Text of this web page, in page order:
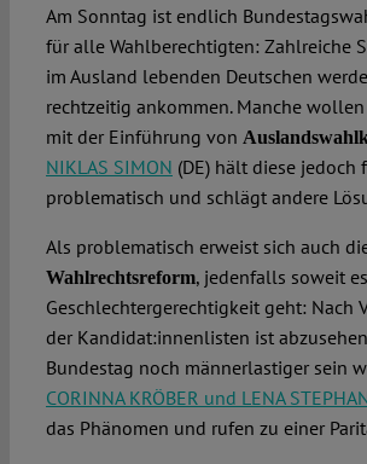
Am Sonntag ist endlich
für alle Wahlberechtigten: Zahlreiche
im Ausland lebenden Deutschen
rechtzeitig ankommen. Manche
mit der Einführung von
NIKLAS SIMON (DE) hält diese jedoch
problematisch und schlägt andere
Als problematisch erweist sich auch
Wahlrechtsreform, jedenfalls soweit
Geschlechtergerechtigkeit geht: Nach
der Kandidat:innenlisten ist
Bundestag noch männerlastiger sein
CORINNA KRÖBER und LENA
das Phänomen und rufen zu einer